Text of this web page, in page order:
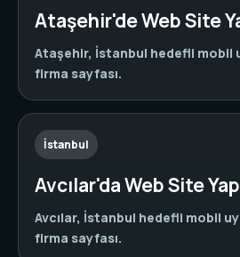
Ataşehir'de Web Site
Ataşehir, İstanbul hedefli mobil
firma sayfası.
İstanbul
Avcılar'da Web Site
Avcılar, İstanbul hedefli mobil
firma sayfası.